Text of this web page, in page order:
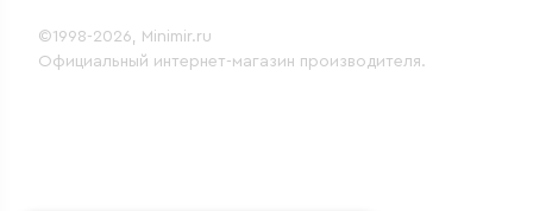
©1998-2026, Minimir.ru
Официальный интернет-магазин производителя.